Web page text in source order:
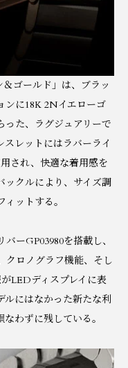
ゴールド」は、ブラッ
ンに18K 2Nイエローゴ
った、ラグジュアリーで
レットにはラバーライ
され、快適な着用感を
ックルにより、サイズ調
ットする。
ーGP03980を搭載し、
クロノグラフ機能、そし
LEDディスプレイに表
ルにはなかった新たな利
わずに残している。